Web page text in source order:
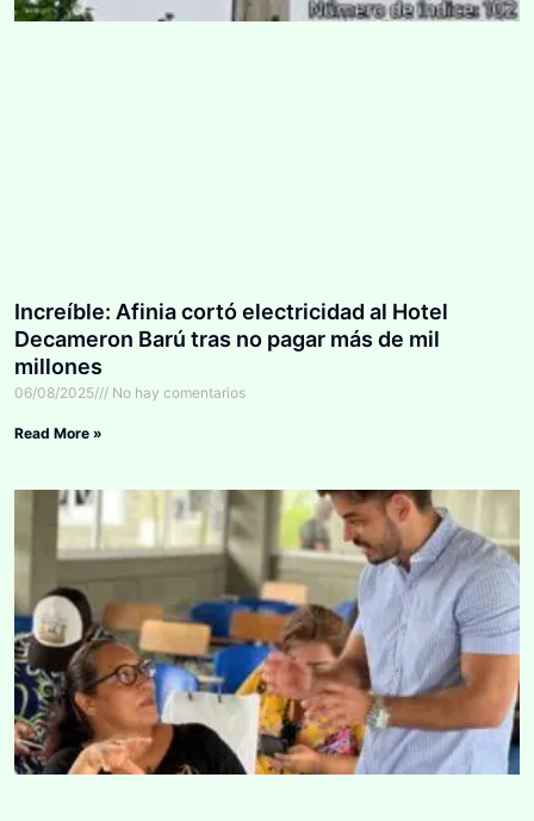
Increíble: Afinia cortó electricidad al Hotel
Decameron Barú tras no pagar más de mil
millones
06/08/2025 No hay comentarios
Read More »